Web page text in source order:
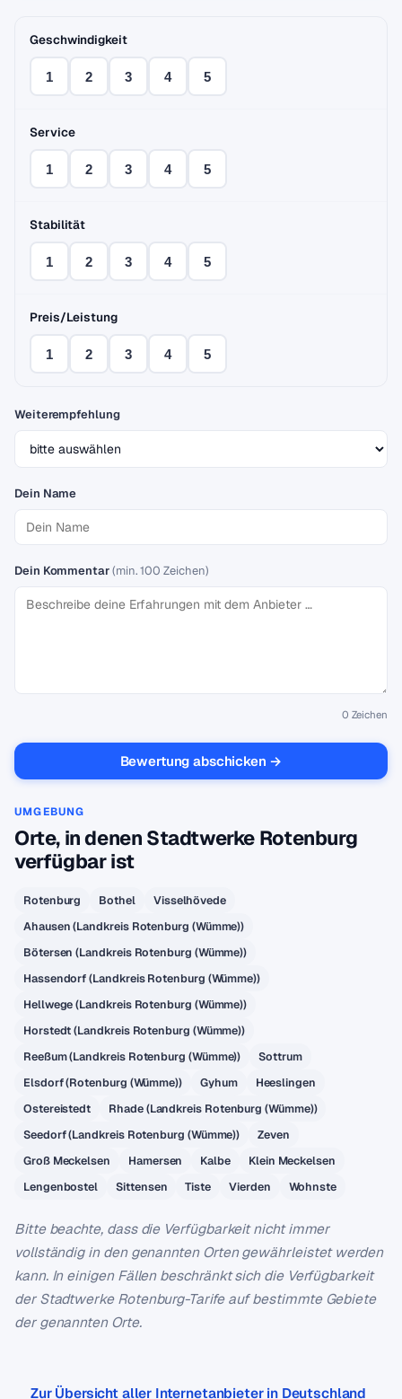
Geschwindigkeit
1 2 3 4 5
Service
1 2 3 4 5
Stabilität
1 2 3 4 5
Preis/Leistung
1 2 3 4 5
Weiterempfehlung
Dein Name
Dein Kommentar(min. 100 Zeichen)
0 Zeichen
Bewertung abschicken →
UMGEBUNG
Orte, in denen Stadtwerke Rotenburg
verfügbar ist
Rotenburg Bothel
Visselhövede
Ahausen (Landkreis Rotenburg (Wümme))
Bötersen (Landkreis Rotenburg (Wümme))
Hassendorf (Landkreis Rotenburg (Wümme))
Hellwege (Landkreis Rotenburg (Wümme))
Horstedt (Landkreis Rotenburg (Wümme))
Reeßum (Landkreis Rotenburg (Wümme))
Sottrum
Elsdorf (Rotenburg (Wümme))
Gyhum
Heeslingen
Ostereistedt
Rhade (Landkreis Rotenburg (Wümme))
Seedorf (Landkreis Rotenburg (Wümme))
Zeven
Groß Meckelsen
Hamersen Kalbe
Klein Meckelsen
Lengenbostel
Sittensen Tiste Vierden Wohnste
Bitte beachte, dass die Verfügbarkeit nicht immer
vollständig in den genannten Orten gewährleistet werden
kann. In einigen Fällen beschränkt sich die Verfügbarkeit
der Stadtwerke Rotenburg-Tarife auf bestimmte Gebiete
der genannten Orte.
Zur Übersicht aller Internetanbieter in Deutschland